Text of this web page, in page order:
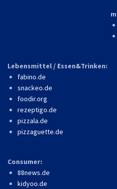
Lebensmittel / Essen&Trinken:
fabino.de
snackeo.de
foodir.org
rezeptigo.de
pizzala.de
pizzaguette.de
Consumer:
88news.de
kidyoo.de